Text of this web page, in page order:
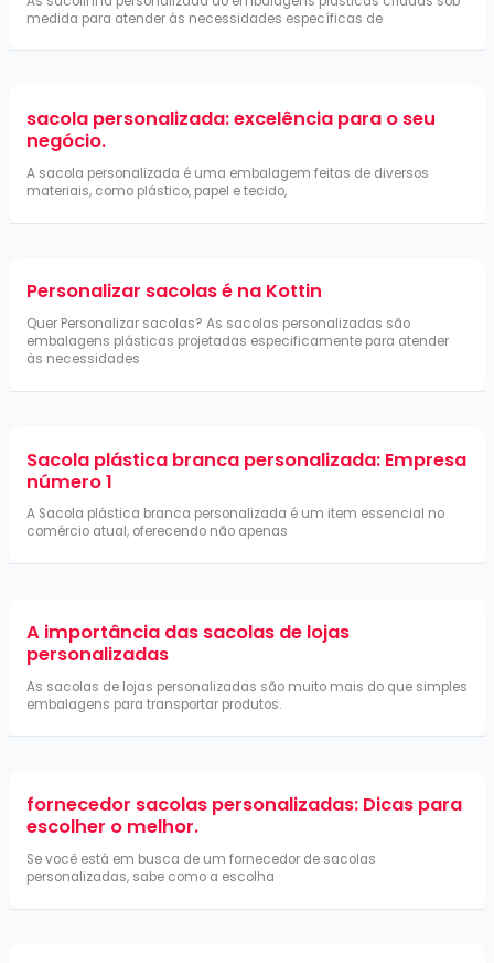
medida para atender às necessidades específicas de
sacola personalizada: excelência para o seu
negócio.
A sacola personalizada é uma embalagem feitas de diversos
materiais, como plástico, papel e tecido,
Personalizar sacolas é na Kottin
Quer Personalizar sacolas? As sacolas personalizadas são
embalagens plásticas projetadas especificamente para atender
às necessidades
Sacola plástica branca personalizada: Empresa
número 1
A Sacola plástica branca personalizada é um item essencial no
comércio atual, oferecendo não apenas
A importância das sacolas de lojas
personalizadas
As sacolas de lojas personalizadas são muito mais do que simples
embalagens para transportar produtos.
fornecedor sacolas personalizadas: Dicas para
escolher o melhor.
Se você está em busca de um fornecedor de sacolas
personalizadas, sabe como a escolha